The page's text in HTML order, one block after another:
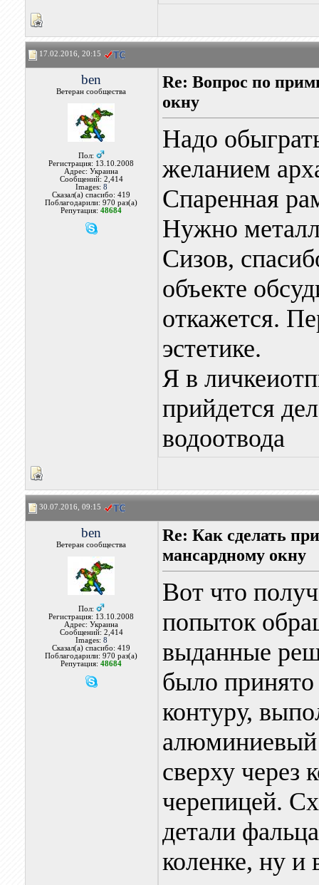
17.02.2016, 20:15
ben
Ветеран сообщества
Пол:
Регистрация: 13.10.2008
Адрес: Украина
Сообщений: 2,414
Images: 8
Сказал(а) спасибо: 419
Поблагодарили: 970 раз(а)
Репутация:48684
Re: Вопрос по
окну
Надо
желанием
Спаренная
Нужно
Сизов,
объекте
откажется.
эстетике.
Я в
прийдется
водоотвода
30.07.2016, 09:15
ben
Ветеран сообщества
Пол:
Регистрация: 13.10.2008
Адрес: Украина
Сообщений: 2,414
Images: 8
Сказал(а) спасибо: 419
Поблагодарили: 970 раз(а)
Репутация:48684
Re: Как сделать
мансардному окну
Вот что
попыток
выданные
было
контуру,
алюминиевый
сверху через
черепицей.
детали
коленке, ну и